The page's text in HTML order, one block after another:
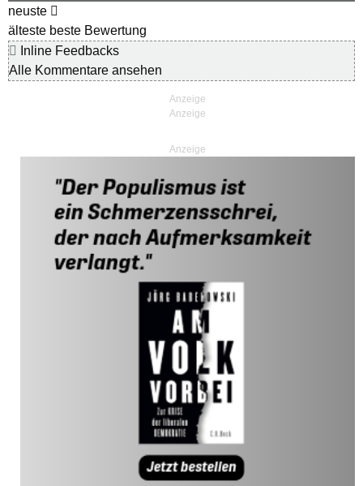
neuste
älteste beste Bewertung
Inline Feedbacks
Alle Kommentare ansehen
Anzeige